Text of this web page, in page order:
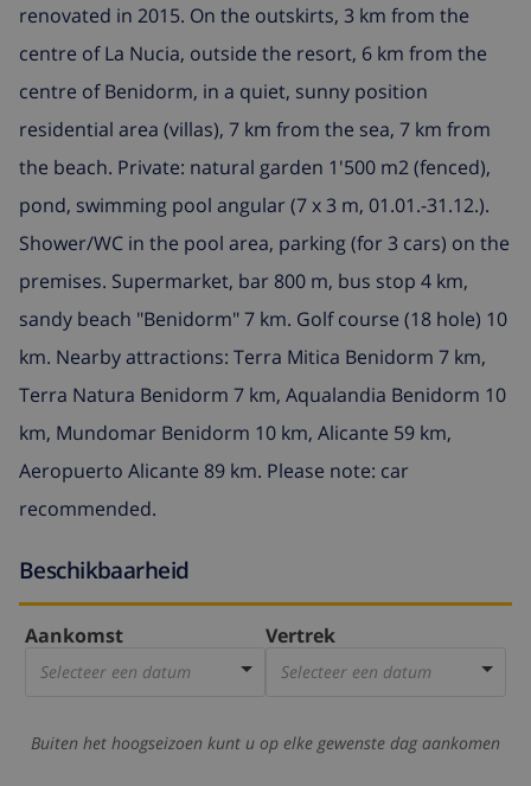
renovated in 2015. On the outskirts, 3 km from the
centre of La Nucia, outside the resort, 6 km from the
centre of Benidorm, in a quiet, sunny position
residential area (villas), 7 km from the sea, 7 km from
the beach. Private: natural garden 1'500 m2 (fenced),
pond, swimming pool angular (7 x 3 m, 01.01.-31.12.).
Shower/WC in the pool area, parking (for 3 cars) on the
premises. Supermarket, bar 800 m, bus stop 4 km,
sandy beach "Benidorm" 7 km. Golf course (18 hole) 10
km. Nearby attractions: Terra Mitica Benidorm 7 km,
Terra Natura Benidorm 7 km, Aqualandia Benidorm 10
km, Mundomar Benidorm 10 km, Alicante 59 km,
Aeropuerto Alicante 89 km. Please note: car
recommended.
Beschikbaarheid
Aankomst
Selecteer een datum
Vertrek
Selecteer een datum
Buiten het hoogseizoen kunt u op elke gewenste dag aankomen